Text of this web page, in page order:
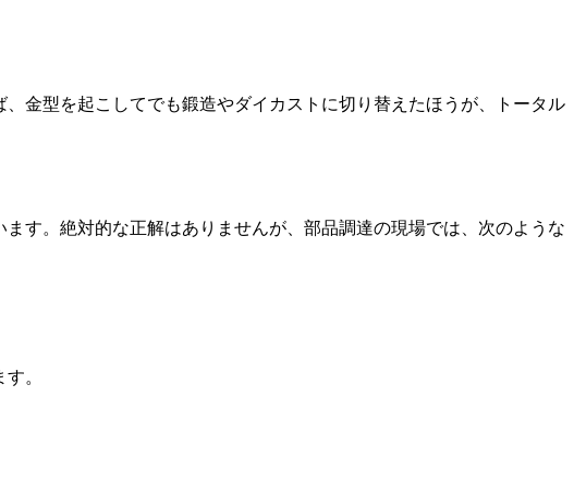
金型を起こしてでも鍛造やダイカストに切り替えたほうが、トータル
す。絶対的な正解はありませんが、部品調達の現場では、次のような
。